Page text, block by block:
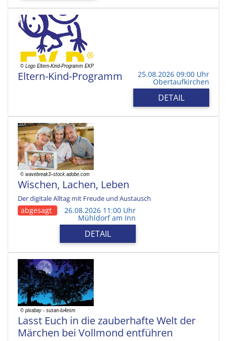
Eltern-Kind-Programm 25.08.2026 09:00 Uhr
Obertaufkirchen
DETAIL
Wischen, Lachen, Leben
Der digitale Alltag mit Freude und Austausch
abgesagt 26.08.2026 11:00 Uhr
Mühldorf am Inn
DETAIL
Lasst Euch in die zauberhafte Welt der
Märchen bei Vollmond entführen